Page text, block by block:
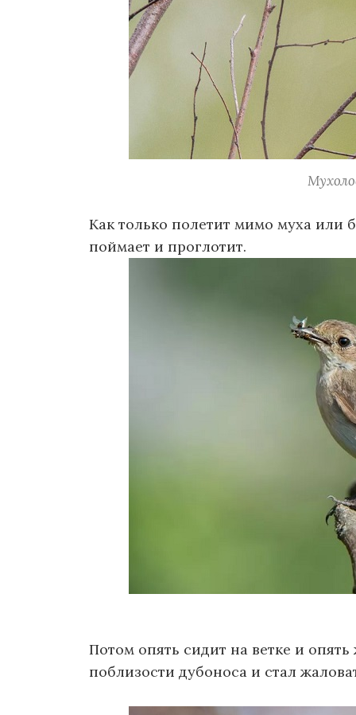
Как только полетит мимо муха или
поймает и проглотит.
Потом опять сидит на ветке и
поблизости дубоноса и стал